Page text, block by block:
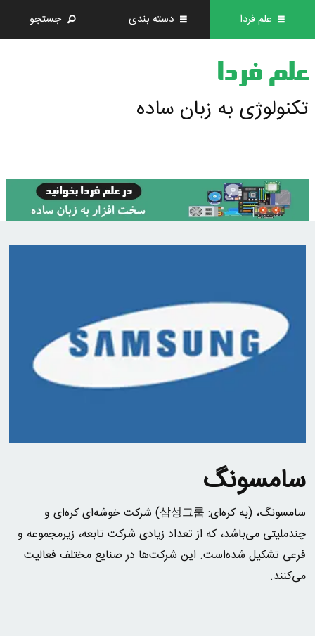
علم فردا دسته بندی جستجو
علم فردا
تکنولوژی به زبان ساده
سامسونگ
سامسونگ، (به کره‌ای: 삼성그룹) شرکت خوشه‌ای کره‌ای و
چندملیتی می‌باشد، که از تعداد زیادی شرکت تابعه، زیرمجموعه و
فرعی تشکیل شده‌است. این شرکت‌ها در صنایع مختلف فعالیت
می‌کنند.